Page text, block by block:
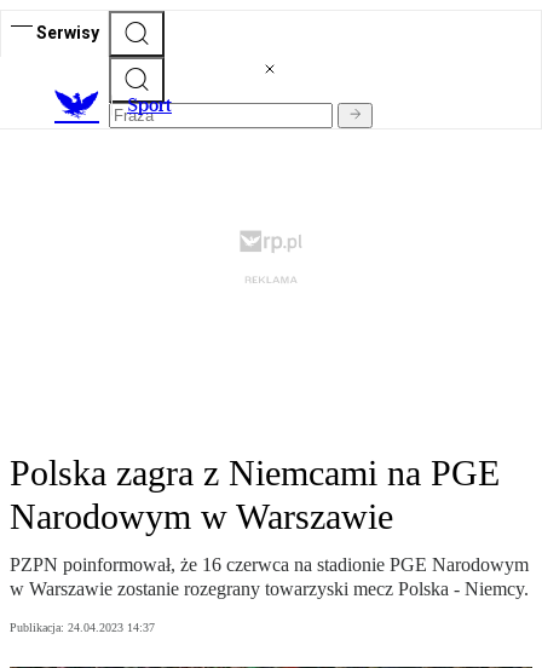
Serwisy
Sport
Polska zagra z Niemcami na PGE
Narodowym w Warszawie
PZPN poinformował, że 16 czerwca na stadionie PGE Narodowym
w Warszawie zostanie rozegrany towarzyski mecz Polska - Niemcy.
Publikacja: 24.04.2023 14:37